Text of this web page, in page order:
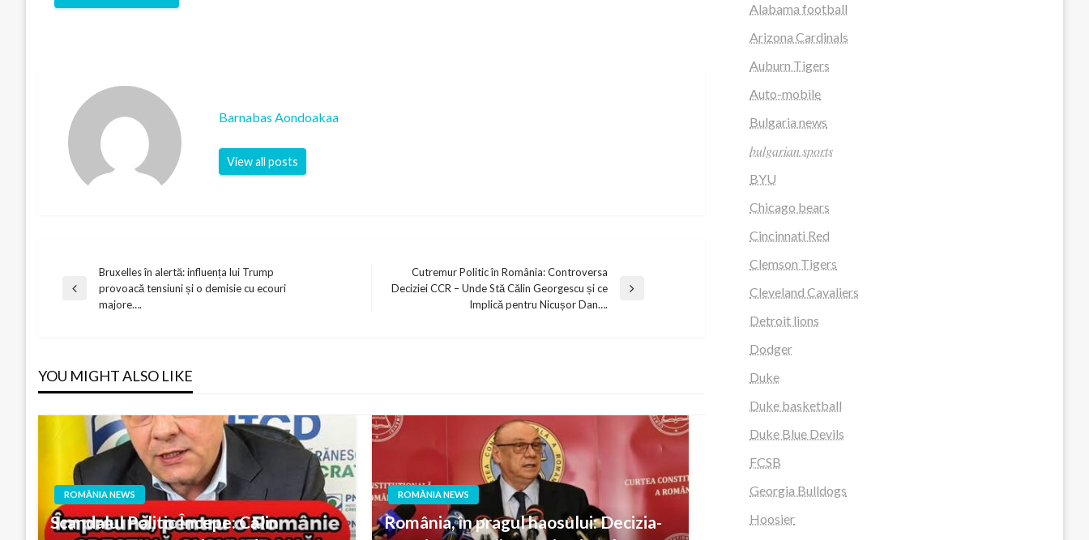
Barnabas Aondoakaa
View all posts
Post
Previous
Bruxelles în alertă: influența lui Trump
provoacă tensiuni și o demisie cu ecouri
majore….
Next
Cutremur Politic în România: Controversa
Deciziei CCR – Unde Stă Călin Georgescu și ce
Implică pentru Nicușor Dan….
YOU MIGHT ALSO LIKE
ROMÂNIA NEWS
Scandalul Politic Începe: Călin
ROMÂNIA NEWS
România, în pragul haosului: Decizia-
Alabama football
Arizona Cardinals
Auburn Tigers
Auto-mobile
Bulgaria news
𝑏𝑢𝑙𝑔𝑎𝑟𝑖𝑎𝑛 𝑠𝑝𝑜𝑟𝑡𝑠
BYU
Chicago bears
Cincinnati Red
Clemson Tigers
Cleveland Cavaliers
Detroit lions
Dodger
Duke
Duke basketball
Duke Blue Devils
FCSB
Georgia Bulldogs
Hoosier